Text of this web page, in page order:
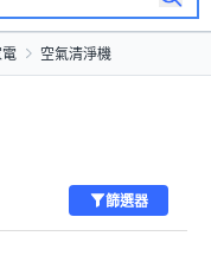
空氣清淨機
篩選器